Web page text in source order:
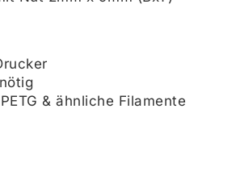
& ähnliche Filamente